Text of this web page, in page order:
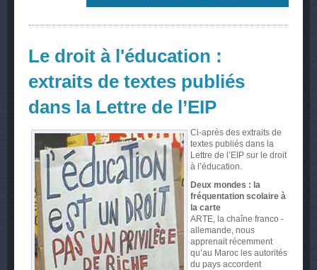
Le droit à l'éducation :
extraits de textes publiés
dans la Lettre de l’EIP
Ci-après des extraits de
textes publiés dans la
Lettre de l’EIP sur le droit
à l’éducation.
Deux mondes : la
fréquentation scolaire à
la carte
ARTE, la chaîne franco -
allemande, nous
apprenait récemment
qu’au Maroc les autorités
du pays accordent